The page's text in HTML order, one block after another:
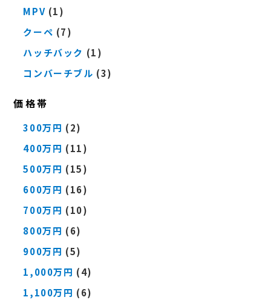
MPV (1)
クーペ (7)
ハッチバック (1)
コンバーチブル (3)
価格帯
300万円 (2)
400万円 (11)
500万円 (15)
600万円 (16)
700万円 (10)
800万円 (6)
900万円 (5)
1,000万円 (4)
1,100万円 (6)